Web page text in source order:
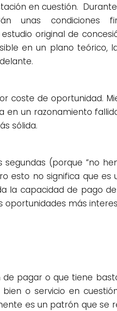
en cuestión.
unas condiciones
original de
en un plano teórico,
coste de oportunidad.
en un razonamiento
sólida.
(porque “no
esto no significa que
la capacidad de pago
oportunidades más
de pagar o que tiene
o servicio en
es un patrón que